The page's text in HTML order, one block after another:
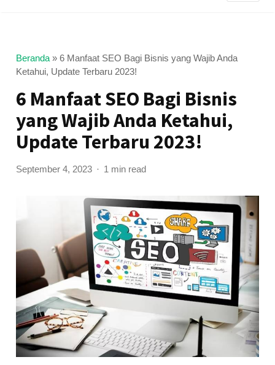
Beranda »6 Manfaat SEO Bagi Bisnis yang Wajib Anda
Ketahui, Update Terbaru 2023!
6 Manfaat SEO Bagi Bisnis
yang Wajib Anda Ketahui,
Update Terbaru 2023!
September 4, 2023 1 min read